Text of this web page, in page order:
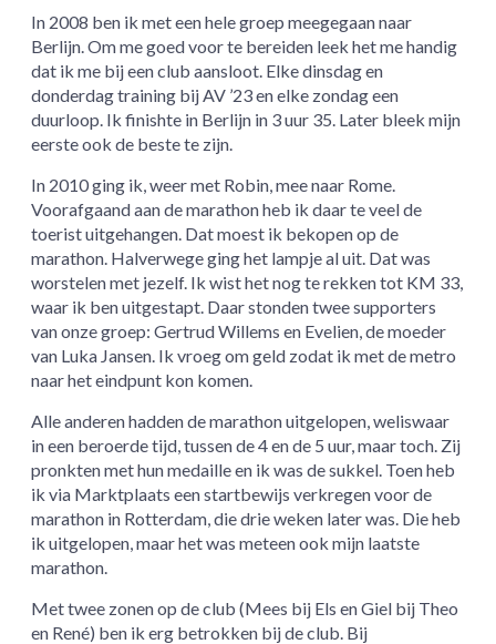
In 2008 ben ik met een hele groep meegegaan naar
Berlijn. Om me goed voor te bereiden leek het me handig
dat ik me bij een club aansloot. Elke dinsdag en
donderdag training bij AV ’23 en elke zondag een
duurloop. Ik finishte in Berlijn in 3 uur 35. Later bleek mijn
eerste ook de beste te zijn.
In 2010 ging ik, weer met Robin, mee naar Rome.
Voorafgaand aan de marathon heb ik daar te veel de
toerist uitgehangen. Dat moest ik bekopen op de
marathon. Halverwege ging het lampje al uit. Dat was
worstelen met jezelf. Ik wist het nog te rekken tot KM 33,
waar ik ben uitgestapt. Daar stonden twee supporters
van onze groep: Gertrud Willems en Evelien, de moeder
van Luka Jansen. Ik vroeg om geld zodat ik met de metro
naar het eindpunt kon komen.
Alle anderen hadden de marathon uitgelopen, weliswaar
in een beroerde tijd, tussen de 4 en de 5 uur, maar toch. Zij
pronkten met hun medaille en ik was de sukkel. Toen heb
ik via Marktplaats een startbewijs verkregen voor de
marathon in Rotterdam, die drie weken later was. Die heb
ik uitgelopen, maar het was meteen ook mijn laatste
marathon.
Met twee zonen op de club (Mees bij Els en Giel bij Theo
en René) ben ik erg betrokken bij de club. Bij